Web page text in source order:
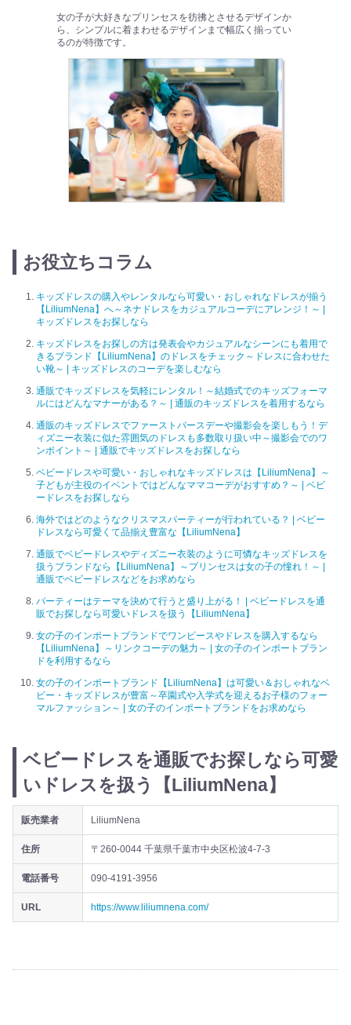
女の子が大好きなプリンセスを彷彿とさせるデザインか
ら、シンプルに着まわせるデザインまで幅広く揃ってい
るのが特徴です。
お役立ちコラム
キッズドレスの購入やレンタルなら可愛い・おしゃれなドレスが揃う
【LiliumNena】へ～ネナドレスをカジュアルコーデにアレンジ！～ |
キッズドレスをお探しなら
キッズドレスをお探しの方は発表会やカジュアルなシーンにも着用で
きるブランド【LiliumNena】のドレスをチェック～ドレスに合わせた
い靴～ | キッズドレスのコーデを楽しむなら
通販でキッズドレスを気軽にレンタル！～結婚式でのキッズフォーマ
ルにはどんなマナーがある？～ | 通販のキッズドレスを着用するなら
通販のキッズドレスでファーストバースデーや撮影会を楽しもう！デ
ィズニー衣装に似た雰囲気のドレスも多数取り扱い中～撮影会でのワ
ンポイント～ | 通販でキッズドレスをお探しなら
ベビードレスや可愛い・おしゃれなキッズドレスは【LiliumNena】～
子どもが主役のイベントではどんなママコーデがおすすめ？～ | ベビ
ードレスをお探しなら
海外ではどのようなクリスマスパーティーが行われている？ | ベビー
ドレスなら可愛くて品揃え豊富な【LiliumNena】
通販でベビードレスやディズニー衣装のように可憐なキッズドレスを
扱うブランドなら【LiliumNena】～プリンセスは女の子の憧れ！～ |
通販でベビードレスなどをお求めなら
パーティーはテーマを決めて行うと盛り上がる！ | ベビードレスを通
販でお探しなら可愛いドレスを扱う【LiliumNena】
女の子のインポートブランドでワンピースやドレスを購入するなら
【LiliumNena】～リンクコーデの魅力～ | 女の子のインポートブラン
ドを利用するなら
女の子のインポートブランド【LiliumNena】は可愛い＆おしゃれなベ
ビー・キッズドレスが豊富～卒園式や入学式を迎えるお子様のフォー
マルファッション～ | 女の子のインポートブランドをお求めなら
ベビードレスを通販でお探しなら可愛
いドレスを扱う【LiliumNena】
販売業者 LiliumNena
住所 〒260-0044 千葉県千葉市中央区松波4-7-3
電話番号 090-4191-3956
URL https://www.liliumnena.com/